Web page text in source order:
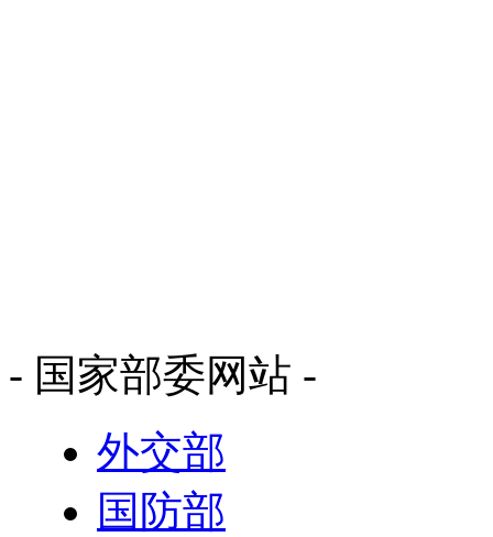
- 国家部委网站 -
外交部
国防部